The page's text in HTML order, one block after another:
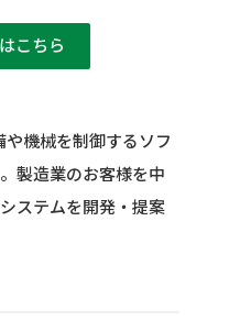
こちら
機械を制御するソフ
製造業のお客様を中
ステムを開発・提案